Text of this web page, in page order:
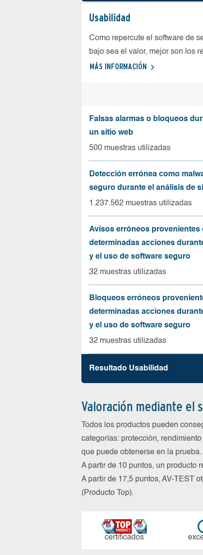
Usabilidad
Como repercute el software de
bajo sea el valor, mejor son los
MÁS INFORMACIÓN
Falsas alarmas o bloqueos
un sitio web
500 muestras utilizadas
Detección errónea como
seguro durante el análisis de
1.237.562 muestras utilizadas
Avisos erróneos provenientes
determinadas acciones
y el uso de software seguro
32 muestras utilizadas
Bloqueos erróneos
determinadas acciones
y el uso de software seguro
32 muestras utilizadas
Resultado Usabilidad
Valoración mediante el
Todos los productos pueden
categorías: protección,
que puede obtenerse en la prueba.
A partir de 10 puntos, un producto
A partir de 17,5 puntos, AV-TEST
(Producto Top).
certi­ficados